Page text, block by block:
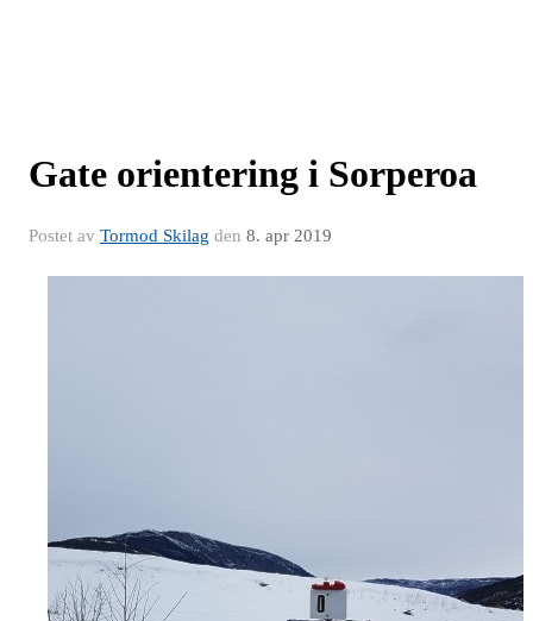
Gate orientering i Sorperoa
Postet av Tormod Skilag den 8. apr 2019